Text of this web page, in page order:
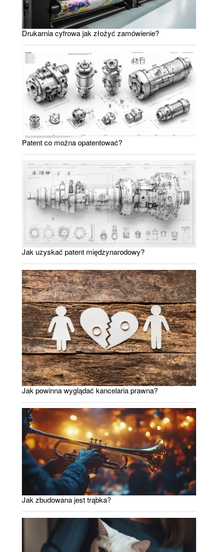
Drukarnia cyfrowa jak złożyć zamówienie?
Patent co można opatentować?
Jak uzyskać patent międzynarodowy?
Jak powinna wyglądać kancelaria prawna?
Jak zbudowana jest trąbka?